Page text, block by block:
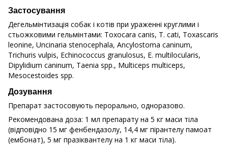
Застосування
Дегельмінтизація собак і котів при ураженні круглими і
стьожковими гельмінтами: Toxocara canis, T. cati, Toxascaris
leonine, Uncinaria stenocephala, Ancylostoma caninum,
Trichuris vulpis, Echinococcus granulosus, E. multilocularis,
Dipylidium caninum, Taenia spp., Multiceps multiceps,
Mesocestoides spp.
Дозування
Препарат застосовують перорально, одноразово.
Рекомендована доза: 1 мл препарату на 5 кг маси тіла
(відповідно 15 мг фенбендазолу, 14,4 мг пірантелу памоат
(ембонат), 5 мг празіквантелу на 1 кг маси тіла).